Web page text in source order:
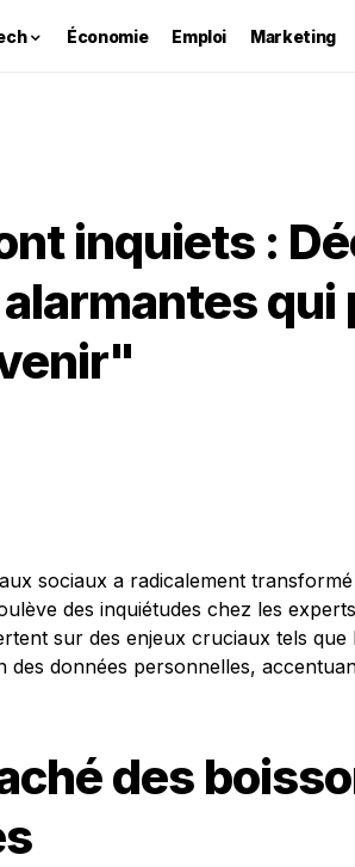
Économie Emploi Marketing
inquiets :
qui
sociaux a radicalement
des inquiétudes chez les
sur des enjeux cruciaux tels
données personnelles,
des